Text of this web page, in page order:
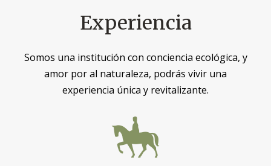
Experiencia
Somos una institución con conciencia ecológica, y
amor por al naturaleza, podrás vivir una
experiencia única y revitalizante.